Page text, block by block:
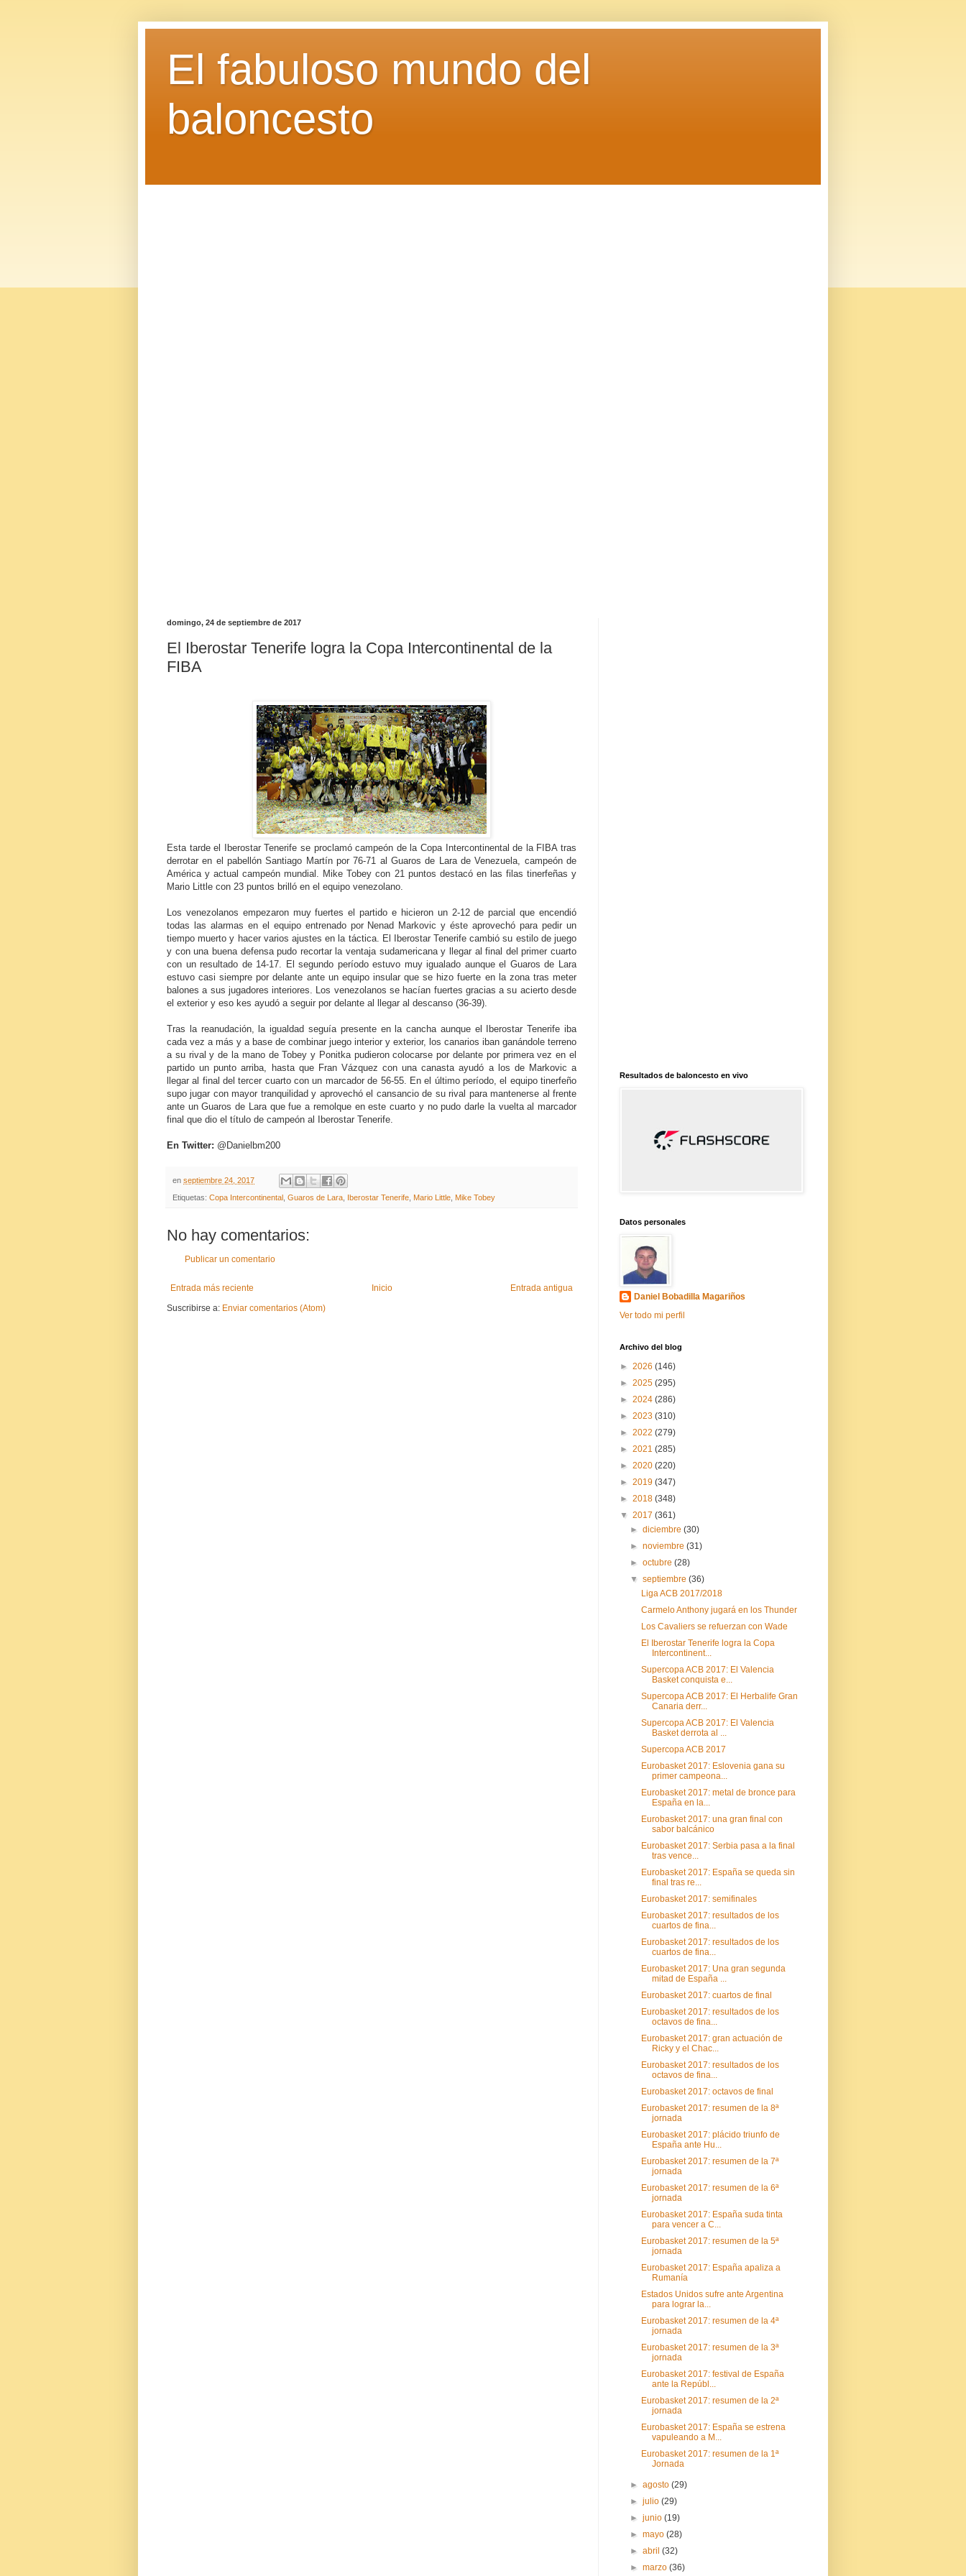
El fabuloso mundo del
baloncesto
domingo, 24 de septiembre de 2017
El Iberostar Tenerife logra la Copa Intercontinental de la
FIBA
Esta tarde el Iberostar Tenerife se proclamó campeón de la Copa Intercontinental de la FIBA tras
derrotar en el pabellón Santiago Martín por 76-71 al Guaros de Lara de Venezuela, campeón de
América y actual campeón mundial. Mike Tobey con 21 puntos destacó en las filas tinerfeñas y
Mario Little con 23 puntos brilló en el equipo venezolano.
Los venezolanos empezaron muy fuertes el partido e hicieron un 2-12 de parcial que encendió
todas las alarmas en el equipo entrenado por Nenad Markovic y éste aprovechó para pedir un
tiempo muerto y hacer varios ajustes en la táctica. El Iberostar Tenerife cambió su estilo de juego
y con una buena defensa pudo recortar la ventaja sudamericana y llegar al final del primer cuarto
con un resultado de 14-17. El segundo período estuvo muy igualado aunque el Guaros de Lara
estuvo casi siempre por delante ante un equipo insular que se hizo fuerte en la zona tras meter
balones a sus jugadores interiores. Los venezolanos se hacían fuertes gracias a su acierto desde
el exterior y eso kes ayudó a seguir por delante al llegar al descanso (36-39).
Tras la reanudación, la igualdad seguía presente en la cancha aunque el Iberostar Tenerife iba
cada vez a más y a base de combinar juego interior y exterior, los canarios iban ganándole terreno
a su rival y de la mano de Tobey y Ponitka pudieron colocarse por delante por primera vez en el
partido un punto arriba, hasta que Fran Vázquez con una canasta ayudó a los de Markovic a
llegar al final del tercer cuarto con un marcador de 56-55. En el último período, el equipo tinerfeño
supo jugar con mayor tranquilidad y aprovechó el cansancio de su rival para mantenerse al frente
ante un Guaros de Lara que fue a remolque en este cuarto y no pudo darle la vuelta al marcador
final que dio el título de campeón al Iberostar Tenerife.
En Twitter: @Danielbm200
en septiembre 24, 2017
Etiquetas: Copa Intercontinental Guaros de Lara Iberostar Tenerife Mario Little Mike Tobey
No hay comentarios:
Publicar un comentario
Entrada más reciente Entrada antigua
Inicio
Suscribirse a: Enviar comentarios (Atom)
Resultados de baloncesto en vivo
Datos personales
Daniel Bobadilla Magariños
Ver todo mi perfil
Archivo del blog
► 2026 (146)
► 2025 (295)
► 2024 (286)
► 2023 (310)
► 2022 (279)
► 2021 (285)
► 2020 (220)
► 2019 (347)
► 2018 (348)
▼ 2017 (361)
►diciembre(30)
►noviembre(31)
►octubre(28)
▼septiembre(36)
Liga ACB 2017/2018
Carmelo Anthony jugará en los Thunder
Los Cavaliers se refuerzan con Wade
El Iberostar Tenerife logra la Copa
Intercontinent...
Supercopa ACB 2017: El Valencia
Basket conquista e...
Supercopa ACB 2017: El Herbalife Gran
Canaria derr...
Supercopa ACB 2017: El Valencia
Basket derrota al ...
Supercopa ACB 2017
Eurobasket 2017: Eslovenia gana su
primer campeona...
Eurobasket 2017: metal de bronce para
España en la...
Eurobasket 2017: una gran final con
sabor balcánico
Eurobasket 2017: Serbia pasa a la final
tras vence...
Eurobasket 2017: España se queda sin
final tras re...
Eurobasket 2017: semifinales
Eurobasket 2017: resultados de los
cuartos de fina...
Eurobasket 2017: resultados de los
cuartos de fina...
Eurobasket 2017: Una gran segunda
mitad de España ...
Eurobasket 2017: cuartos de final
Eurobasket 2017: resultados de los
octavos de fina...
Eurobasket 2017: gran actuación de
Ricky y el Chac...
Eurobasket 2017: resultados de los
octavos de fina...
Eurobasket 2017: octavos de final
Eurobasket 2017: resumen de la 8ª
jornada
Eurobasket 2017: plácido triunfo de
España ante Hu...
Eurobasket 2017: resumen de la 7ª
jornada
Eurobasket 2017: resumen de la 6ª
jornada
Eurobasket 2017: España suda tinta
para vencer a C...
Eurobasket 2017: resumen de la 5ª
jornada
Eurobasket 2017: España apaliza a
Rumanía
Estados Unidos sufre ante Argentina
para lograr la...
Eurobasket 2017: resumen de la 4ª
jornada
Eurobasket 2017: resumen de la 3ª
jornada
Eurobasket 2017: festival de España
ante la Repúbl...
Eurobasket 2017: resumen de la 2ª
jornada
Eurobasket 2017: España se estrena
vapuleando a M...
Eurobasket 2017: resumen de la 1ª
Jornada
►agosto(29)
►julio(29)
►junio(19)
►mayo(28)
►abril(32)
►marzo(36)